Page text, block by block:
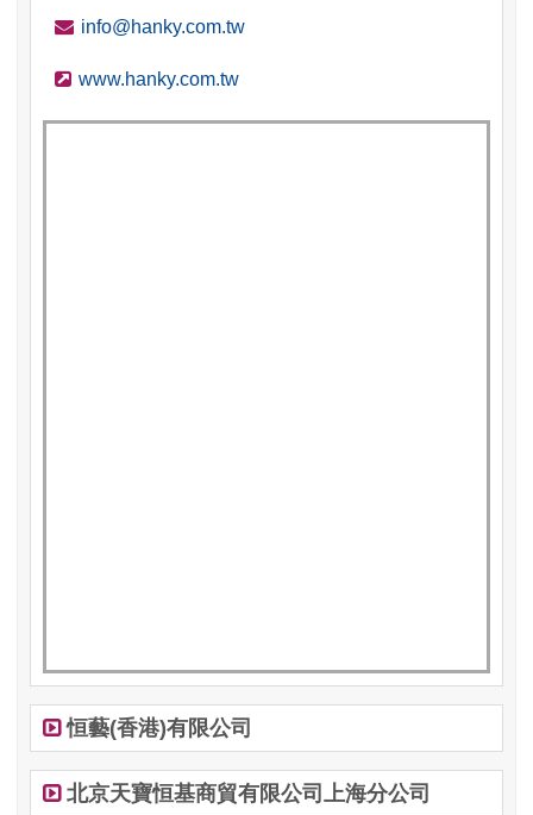
info@hanky.com.tw
www.hanky.com.tw
恒藝(香港)有限公司
北京天寶恒基商貿有限公司上海分公司